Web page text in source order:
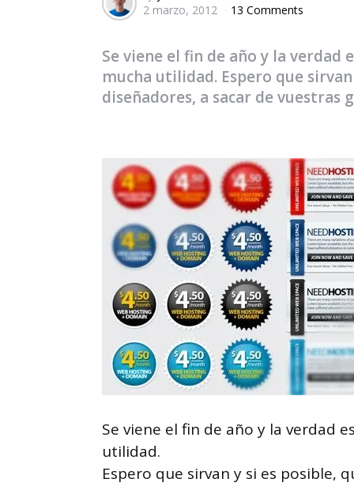
by
2 marzo, 2012
13 Comments
Se viene el fin de año y la verdad
mucha utilidad. Espero que
diseñadores, a sacar de vuestras
Se viene el fin de año y la verdad
utilidad.
Espero que sirvan y si es posible,